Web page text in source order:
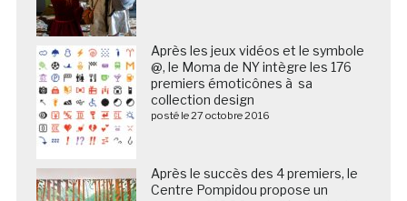
Après les jeux vidéos et le symbole
@, le Moma de NY intègre les 176
premiers émoticônes à sa
collection design
posté le 27 octobre 2016
Après le succès des 4 premiers, le
Centre Pompidou propose un